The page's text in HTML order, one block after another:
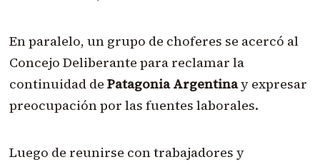
En paralelo, un grupo de choferes se acercó al
Concejo Deliberante para reclamar la
continuidad de Patagonia Argentinay expresar
preocupación por las fuentes laborales.
Luego de reunirse con trabajadores y